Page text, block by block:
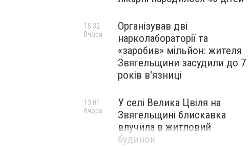
Організував дві
нарколабораторії та
«заробив» мільйон: жителя
Звягельщини засудили до 7
років в'язниці
15:32
Вчора
У селі Велика Цвіля на
Звягельщині блискавка
влучила в житловий
будинок
13:01
Вчора